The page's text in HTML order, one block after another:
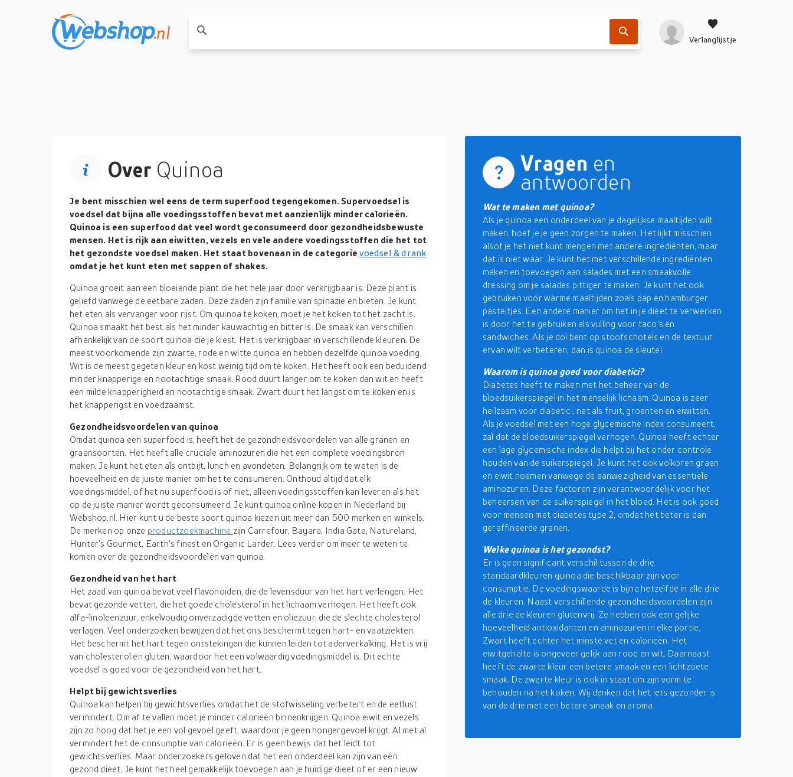
Verlanglijstje
Over Quinoa
Je bent misschien wel eens de term superfood tegengekomen. Supervoedsel is
voedsel dat bijna alle voedingsstoffen bevat met aanzienlijk minder calorieën.
Quinoa is een superfood dat veel wordt geconsumeerd door gezondheidsbewuste
mensen. Het is rijk aan eiwitten, vezels en vele andere voedingsstoffen die het tot
het gezondste voedsel maken. Het staat bovenaan in de categorievoedsel & drank
omdat je het kunt eten met sappen of shakes.
Quinoa groeit aan een bloeiende plant die het hele jaar door verkrijgbaar is. Deze plant is
geliefd vanwege de eetbare zaden. Deze zaden zijn familie van spinazie en bieten. Je kunt
het eten als vervanger voor rijst. Om quinoa te koken, moet je het koken tot het zacht is.
Quinoa smaakt het best als het minder kauwachtig en bitter is. De smaak kan verschillen
afhankelijk van de soort quinoa die je kiest. Het is verkrijgbaar in verschillende kleuren. De
meest voorkomende zijn zwarte, rode en witte quinoa en hebben dezelfde quinoa voeding.
Wit is de meest gegeten kleur en kost weinig tijd om te koken. Het heeft ook een beduidend
minder knapperige en nootachtige smaak. Rood duurt langer om te koken dan wit en heeft
een milde knapperigheid en nootachtige smaak. Zwart duurt het langst om te koken en is
het knapperigst en voedzaamst.
Gezondheidsvoordelen van quinoa
Omdat quinoa een superfood is, heeft het de gezondheidsvoordelen van alle granen en
graansoorten. Het heeft alle cruciale aminozuren die het een complete voedingsbron
maken. Je kunt het eten als ontbijt, lunch en avondeten. Belangrijk om te weten is de
hoeveelheid en de juiste manier om het te consumeren. Onthoud altijd dat elk
voedingsmiddel, of het nu superfood is of niet, alleen voedingsstoffen kan leveren als het
op de juiste manier wordt geconsumeerd. Je kunt quinoa online kopen in Nederland bij
Webshop.nl. Hier kunt u de beste soort quinoa kiezen uit meer dan 500 merken en winkels.
De merken op onze productzoekmachine zijn Carrefour, Bayara, India Gate, Natureland,
Hunter's Gourmet, Earth's finest en Organic Larder. Lees verder om meer te weten te
komen over de gezondheidsvoordelen van quinoa.
Gezondheid van het hart
Het zaad van quinoa bevat veel flavonoïden, die de levensduur van het hart verlengen. Het
bevat gezonde vetten, die het goede cholesterol in het lichaam verhogen. Het heeft ook
alfa-linoleenzuur, enkelvoudig onverzadigde vetten en oliezuur, die de slechte cholesterol
verlagen. Veel onderzoeken bewijzen dat het ons beschermt tegen hart- en vaatziekten.
Het beschermt het hart tegen ontstekingen die kunnen leiden tot aderverkalking. Het is vrij
van cholesterol en gluten, waardoor het een volwaardig voedingsmiddel is. Dit echte
voedsel is goed voor de gezondheid van het hart.
Helpt bij gewichtsverlies
Quinoa kan helpen bij gewichtsverlies omdat het de stofwisseling verbetert en de eetlust
vermindert. Om af te vallen moet je minder calorieën binnenkrijgen. Quinoa eiwit en vezels
zijn zo hoog dat het je een vol gevoel geeft, waardoor je geen hongergevoel krijgt. Al met al
vermindert het de consumptie van calorieën. Er is geen bewijs dat het leidt tot
gewichtsverlies. Maar onderzoekers geloven dat het een onderdeel kan zijn van een
gezond dieet. Je kunt het heel gemakkelijk toevoegen aan je huidige dieet of er een nieuw
Vragen en
antwoorden
Wat te maken met quinoa?
Als je quinoa een onderdeel van je dagelijkse maaltijden wilt
maken, hoef je je geen zorgen te maken. Het lijkt misschien
alsof je het niet kunt mengen met andere ingrediënten, maar
dat is niet waar. Je kunt het met verschillende ingrediënten
maken en toevoegen aan salades met een smaakvolle
dressing om je salades pittiger te maken. Je kunt het ook
gebruiken voor warme maaltijden zoals pap en hamburger
pasteitjes. Een andere manier om het in je dieet te verwerken
is door het te gebruiken als vulling voor taco's en
sandwiches. Als je dol bent op stoofschotels en de textuur
ervan wilt verbeteren, dan is quinoa de sleutel.
Waarom is quinoa goed voor diabetici?
Diabetes heeft te maken met het beheer van de
bloedsuikerspiegel in het menselijk lichaam. Quinoa is zeer
heilzaam voor diabetici, net als fruit, groenten en eiwitten.
Als je voedsel met een hoge glycemische index consumeert,
zal dat de bloedsuikerspiegel verhogen. Quinoa heeft echter
een lage glycemische index die helpt bij het onder controle
houden van de suikerspiegel. Je kunt het ook volkoren graan
en eiwit noemen vanwege de aanwezigheid van essentiële
aminozuren. Deze factoren zijn verantwoordelijk voor het
beheersen van de suikerspiegel in het bloed. Het is ook goed
voor mensen met diabetes type 2, omdat het beter is dan
geraffineerde granen.
Welke quinoa is het gezondst?
Er is geen significant verschil tussen de drie
standaardkleuren quinoa die beschikbaar zijn voor
consumptie. De voedingswaarde is bijna hetzelfde in alle drie
de kleuren. Naast verschillende gezondheidsvoordelen zijn
alle drie de kleuren glutenvrij. Ze hebben ook een gelijke
hoeveelheid antioxidanten en aminozuren in elke portie.
Zwart heeft echter het minste vet en calorieën. Het
eiwitgehalte is ongeveer gelijk aan rood en wit. Daarnaast
heeft de zwarte kleur een betere smaak en een lichtzoete
smaak. De zwarte kleur is ook in staat om zijn vorm te
behouden na het koken. Wij denken dat het iets gezonder is
van de drie met een betere smaak en aroma.